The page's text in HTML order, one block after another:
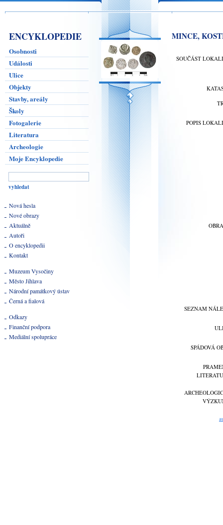
ENCYKLOPEDIE
Osobnosti
Události
Ulice
Objekty
Stavby, areály
Školy
Fotogalerie
Literatura
Archeologie
Moje Encyklopedie
Nová hesla
Nové obrazy
Aktuálně
Autoři
O encyklopedii
Kontakt
Muzeum Vysočiny
Město Jihlava
Národní památkový ústav
Černá a fialová
Odkazy
Finanční podpora
Mediální spolupráce
MINCE,
SOUČÁST
POPIS
SEZNAM
SPÁDOVÁ